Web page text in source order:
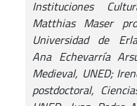
Instituciones
Matthias Maser
Universidad de
Ana Echevarría
Medieval, UNED;
postdoctoral,